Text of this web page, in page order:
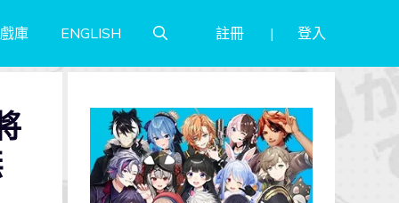
庫 ENGLISH 註冊 登入